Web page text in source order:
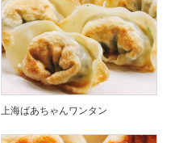
上海ばあちゃんワンタン